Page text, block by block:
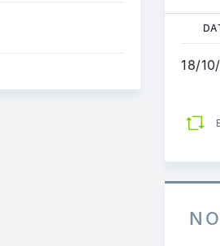
naar
gaan
18/